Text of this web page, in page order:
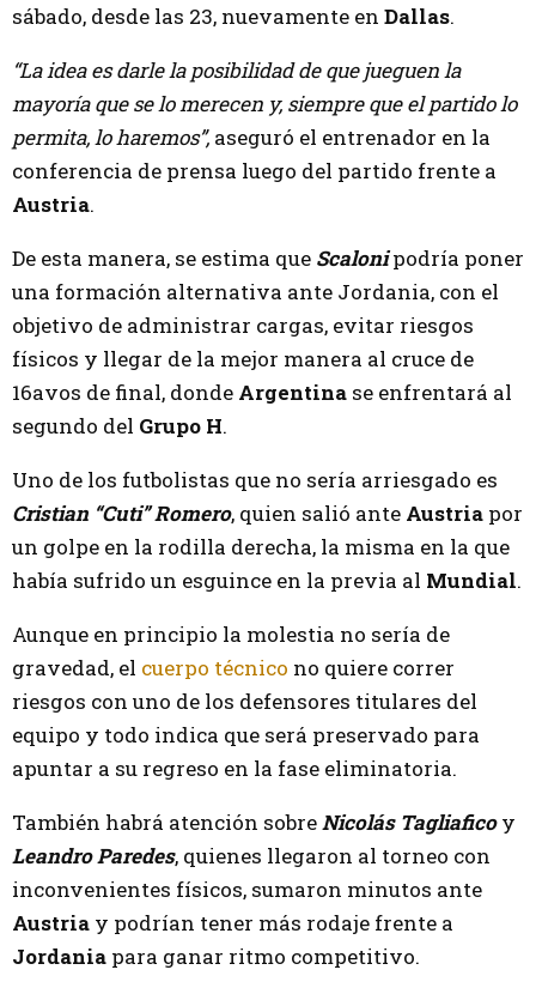
sábado, desde las 23, nuevamente en Dallas.
“La idea es darle la posibilidad de que jueguen la
mayoría que se lo merecen y, siempre que el partido lo
permita, lo haremos”, aseguró el entrenador en la
conferencia de prensa luego del partido frente a
Austria.
De esta manera, se estima que Scalonipodría poner
una formación alternativa ante Jordania, con el
objetivo de administrar cargas, evitar riesgos
físicos y llegar de la mejor manera al cruce de
16avos de final, donde Argentina se enfrentará al
segundo del Grupo H.
Uno de los futbolistas que no sería arriesgado es
Cristian “Cuti” Romero, quien salió ante Austria por
un golpe en la rodilla derecha, la misma en la que
había sufrido un esguince en la previa al Mundial.
Aunque en principio la molestia no sería de
gravedad, el cuerpo técnico no quiere correr
riesgos con uno de los defensores titulares del
equipo y todo indica que será preservado para
apuntar a su regreso en la fase eliminatoria.
También habrá atención sobreNicolás Tagliaficoy
Leandro Paredes, quienes llegaron al torneo con
inconvenientes físicos, sumaron minutos ante
Austria y podrían tener más rodaje frente a
Jordania para ganar ritmo competitivo.